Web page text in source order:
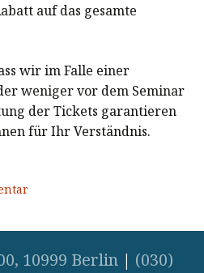
auf das gesamte
wir im Falle einer
weniger vor dem Seminar
der Tickets garantieren
für Ihr Verständnis.
10999 Berlin | (030)